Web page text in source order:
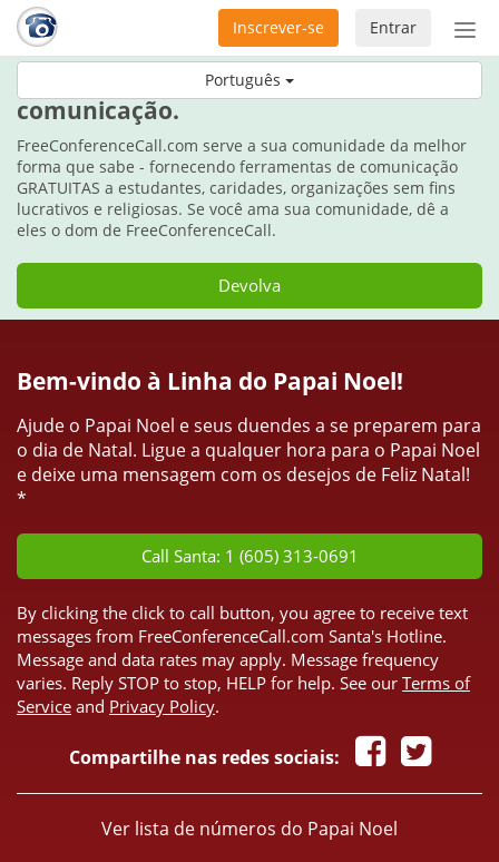
Português
Entrar
Inscrever-se
Durante as festas, dê o dom da
comunicação.
FreeConferenceCall.com serve a sua comunidade da melhor
forma que sabe - fornecendo ferramentas de comunicação
GRATUITAS a estudantes, caridades, organizações sem fins
lucrativos e religiosas. Se você ama sua comunidade, dê a
eles o dom de FreeConferenceCall.
Devolva
Bem-vindo à Linha do Papai Noel!
Ajude o Papai Noel e seus duendes a se preparem para
o dia de Natal. Ligue a qualquer hora para o Papai Noel
e deixe uma mensagem com os desejos de Feliz Natal!
*
Call Santa: 1 (605) 313-0691
By clicking the click to call button, you agree to receive text
messages from FreeConferenceCall.com Santa's Hotline.
Message and data rates may apply. Message frequency
varies. Reply STOP to stop, HELP for help. See our Terms of
Service and Privacy Policy.
Compartilhe nas redes sociais:
Ver lista de números do Papai Noel